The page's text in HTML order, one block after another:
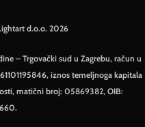
d.o.o. 2026
– Trgovački sud u Zagrebu, račun u
iznos temeljnoga kapitala
matični broj: 05869382, OIB: